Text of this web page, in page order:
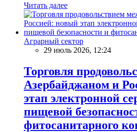
Читать далее
Аграрный сектор
29 июль 2026, 12:24
Торговля
Азербайджаном и
этап электронной
пищевой
фитосанитарного